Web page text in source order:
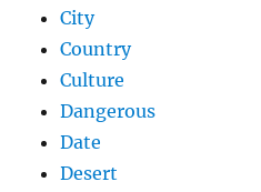
City
Country
Culture
Dangerous
Date
Desert